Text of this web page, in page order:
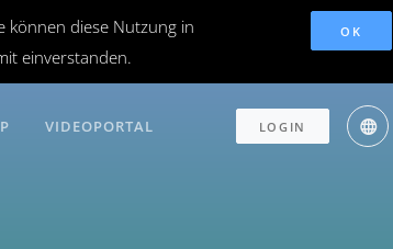
können diese Nutzung in
einverstanden.
OK
VIDEOPORTAL LOGIN